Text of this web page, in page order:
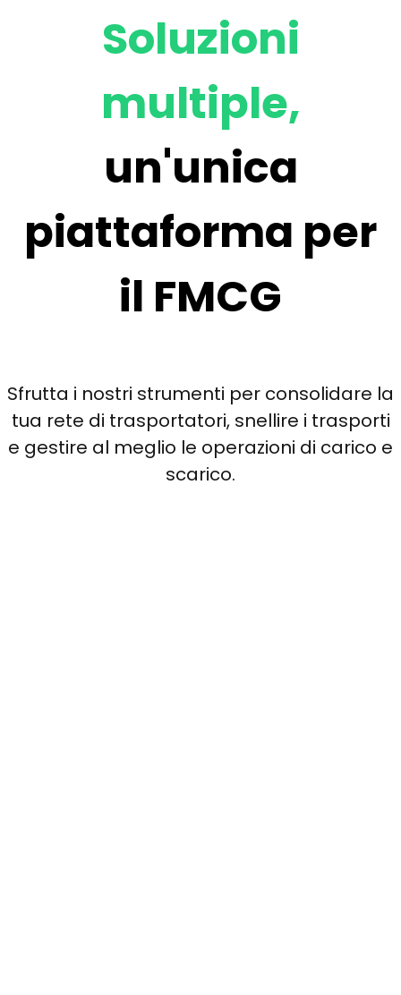
Soluzioni
multiple,
un'unica
piattaforma per
il FMCG
Sfrutta i nostri strumenti per consolidare la
tua rete di trasportatori, snellire i trasporti
e gestire al meglio le operazioni di carico e
scarico.